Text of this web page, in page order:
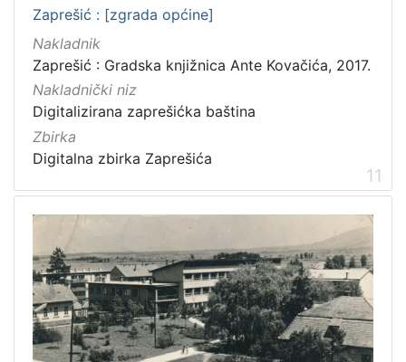
Zaprešić : [zgrada općine]
Nakladnik
Zaprešić : Gradska knjižnica Ante Kovačića, 2017.
Nakladnički niz
Digitalizirana zaprešićka baština
Zbirka
Digitalna zbirka Zaprešića
11